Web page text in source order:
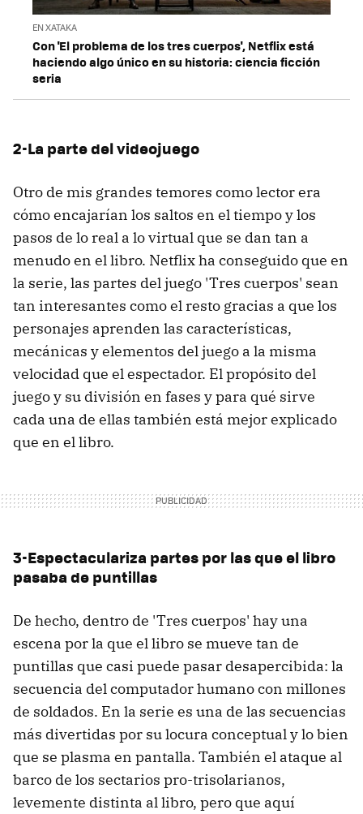
EN XATAKA
Con 'El problema de los tres cuerpos', Netflix está
haciendo algo único en su historia: ciencia ficción
seria
2-La parte del videojuego
Otro de mis grandes temores como lector era
cómo encajarían los saltos en el tiempo y los
pasos de lo real a lo virtual que se dan tan a
menudo en el libro. Netflix ha conseguido que en
la serie, las partes del juego 'Tres cuerpos' sean
tan interesantes como el resto gracias a que los
personajes aprenden las características,
mecánicas y elementos del juego a la misma
velocidad que el espectador. El propósito del
juego y su división en fases y para qué sirve
cada una de ellas también está mejor explicado
que en el libro.
3-Espectaculariza partes por las que el libro
pasaba de puntillas
De hecho, dentro de 'Tres cuerpos' hay una
escena por la que el libro se mueve tan de
puntillas que casi puede pasar desapercibida: la
secuencia del computador humano con millones
de soldados. En la serie es una de las secuencias
más divertidas por su locura conceptual y lo bien
que se plasma en pantalla. También el ataque al
barco de los sectarios pro-trisolarianos,
levemente distinta al libro, pero que aquí